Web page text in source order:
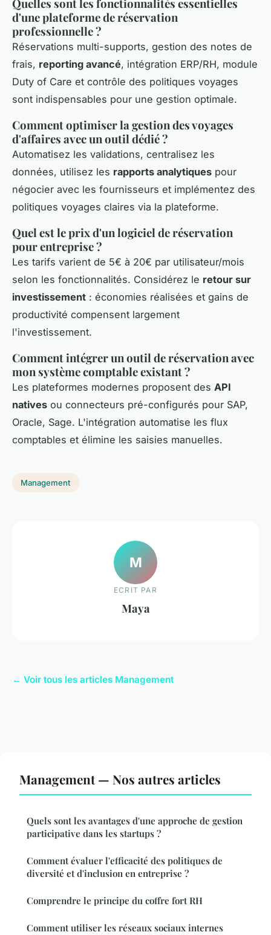
Quelles sont les fonctionnalités essentielles
d'une plateforme de réservation
professionnelle ?
Réservations multi-supports, gestion des notes de
frais, reporting avancé, intégration ERP/RH, module
Duty of Care et contrôle des politiques voyages
sont indispensables pour une gestion optimale.
Comment optimiser la gestion des voyages
d'affaires avec un outil dédié ?
Automatisez les validations, centralisez les
données, utilisez les rapports analytiques pour
négocier avec les fournisseurs et implémentez des
politiques voyages claires via la plateforme.
Quel est le prix d'un logiciel de réservation
pour entreprise ?
Les tarifs varient de 5€ à 20€ par utilisateur/mois
selon les fonctionnalités. Considérez le retour sur
investissement : économies réalisées et gains de
productivité compensent largement
l'investissement.
Comment intégrer un outil de réservation avec
mon système comptable existant ?
Les plateformes modernes proposent des API
natives ou connecteurs pré-configurés pour SAP,
Oracle, Sage. L'intégration automatise les flux
comptables et élimine les saisies manuelles.
Management
M
ECRIT PAR
Maya
← Voir tous les articles Management
Management — Nos autres articles
Quels sont les avantages d'une approche de gestion
participative dans les startups ?
Comment évaluer l'efficacité des politiques de
diversité et d'inclusion en entreprise ?
Comprendre le principe du coffre fort RH
Comment utiliser les réseaux sociaux internes